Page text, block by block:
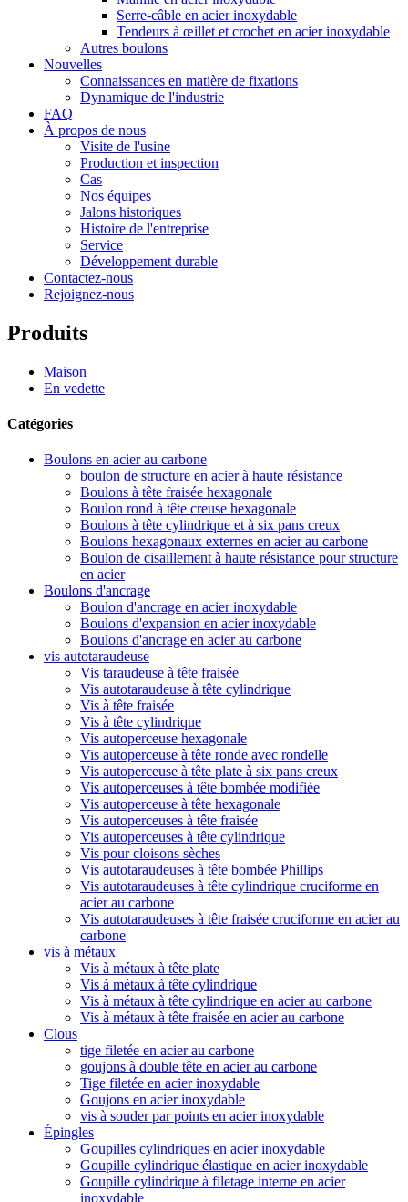
Serre-câble en acier inoxydable
Tendeurs à œillet et crochet en acier inoxydable
Autres boulons
Nouvelles
Connaissances en matière de fixations
Dynamique de l'industrie
FAQ
À propos de nous
Visite de l'usine
Production et inspection
Cas
Nos équipes
Jalons historiques
Histoire de l'entreprise
Service
Développement durable
Contactez-nous
Rejoignez-nous
Produits
Maison
En vedette
Catégories
Boulons en acier au carbone
boulon de structure en acier à haute résistance
Boulons à tête fraisée hexagonale
Boulon rond à tête creuse hexagonale
Boulons à tête cylindrique et à six pans creux
Boulons hexagonaux externes en acier au carbone
Boulon de cisaillement à haute résistance pour structure
en acier
Boulons d'ancrage
Boulon d'ancrage en acier inoxydable
Boulons d'expansion en acier inoxydable
Boulons d'ancrage en acier au carbone
vis autotaraudeuse
Vis taraudeuse à tête fraisée
Vis autotaraudeuse à tête cylindrique
Vis à tête fraisée
Vis à tête cylindrique
Vis autoperceuse hexagonale
Vis autoperceuse à tête ronde avec rondelle
Vis autoperceuse à tête plate à six pans creux
Vis autoperceuses à tête bombée modifiée
Vis autoperceuse à tête hexagonale
Vis autoperceuses à tête fraisée
Vis autoperceuses à tête cylindrique
Vis pour cloisons sèches
Vis autotaraudeuses à tête bombée Phillips
Vis autotaraudeuses à tête cylindrique cruciforme en
acier au carbone
Vis autotaraudeuses à tête fraisée cruciforme en acier au
carbone
vis à métaux
Vis à métaux à tête plate
Vis à métaux à tête cylindrique
Vis à métaux à tête cylindrique en acier au carbone
Vis à métaux à tête fraisée en acier au carbone
Clous
tige filetée en acier au carbone
goujons à double tête en acier au carbone
Tige filetée en acier inoxydable
Goujons en acier inoxydable
vis à souder par points en acier inoxydable
Épingles
Goupilles cylindriques en acier inoxydable
Goupille cylindrique élastique en acier inoxydable
Goupille cylindrique à filetage interne en acier
inoxydable